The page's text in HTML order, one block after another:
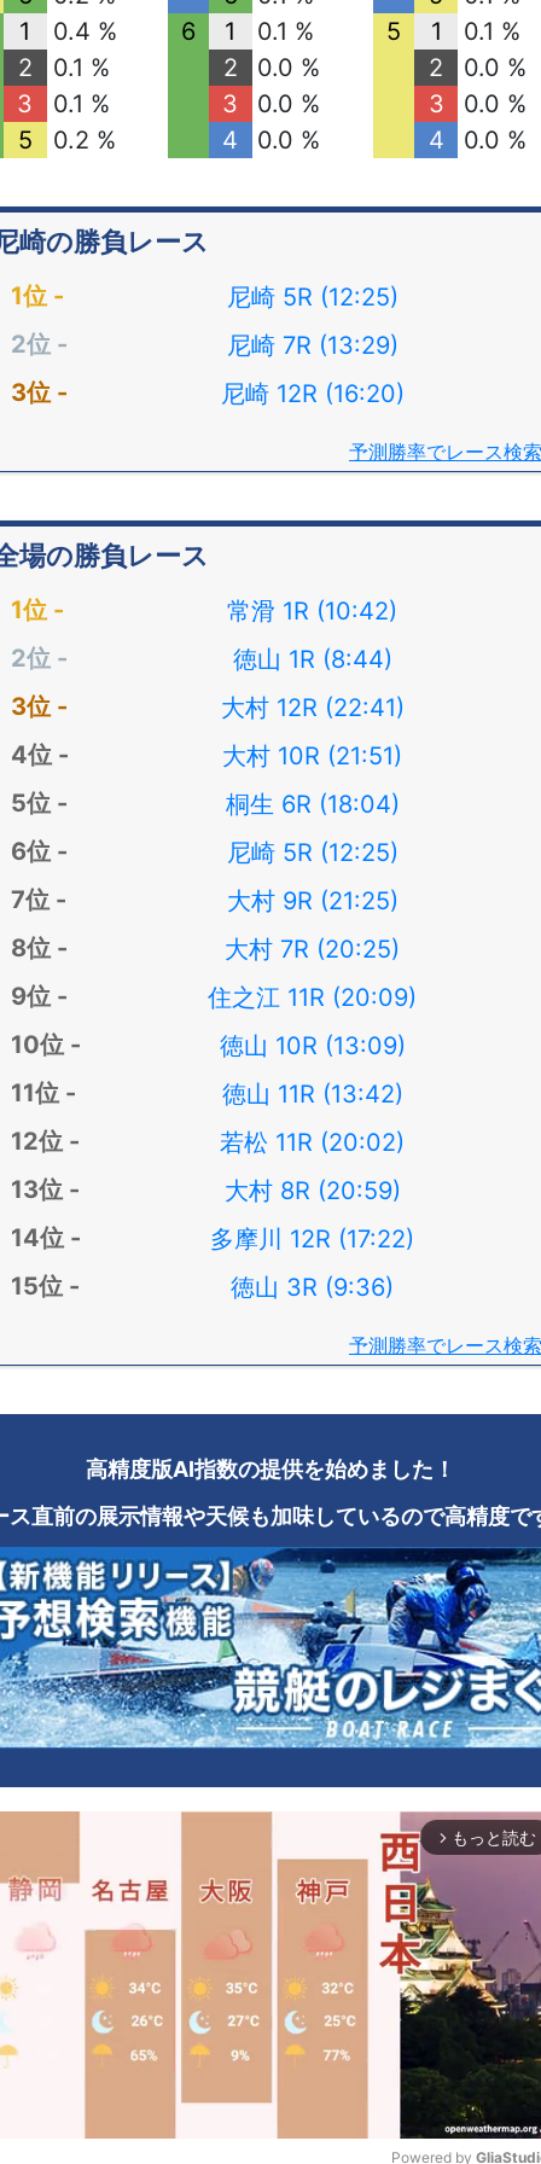
1
0.4 %
2
0.1 %
3
0.1 %
5
0.2 %
6
1
0.1 %
2
0.0 %
3
0.0 %
4
0.0 %
5
1
0.1 %
2
0.0 %
3
0.0 %
4
0.0 %
崎の勝負レース
尼崎 5R (12:25)
尼崎 7R (13:29)
尼崎 12R (16:20)
予測勝率でレース検索
場の勝負レース
常滑 1R (10:42)
徳山 1R (8:44)
大村 12R (22:41)
大村 10R (21:51)
桐生 6R (18:04)
尼崎 5R (12:25)
大村 9R (21:25)
大村 7R (20:25)
住之江 11R (20:09)
徳山 10R (13:09)
徳山 11R (13:42)
若松 11R (20:02)
大村 8R (20:59)
多摩川 12R (17:22)
徳山 3R (9:36)
予測勝率でレース検索
高精度版AI指数の提供を始めました！
ス直前の展示情報や天候も加味しているので高精度で
arrow_forward_ios もっと読む
Powered by